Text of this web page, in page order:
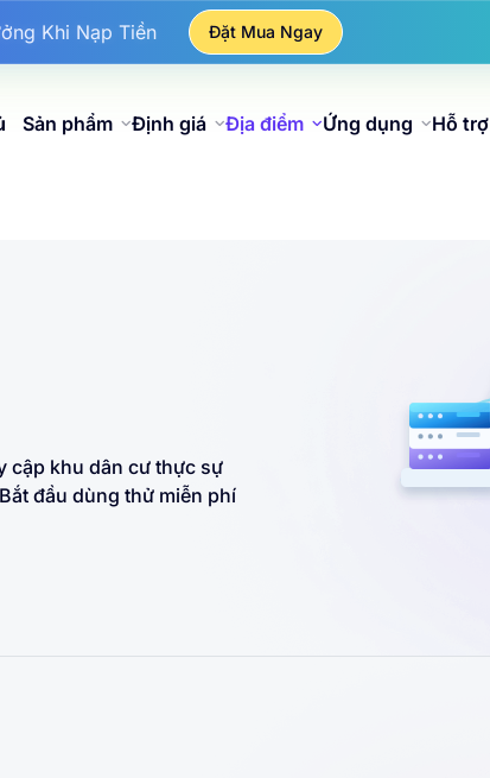
Khi Nạp Tiền
Hàng IP Tĩnh
Hàng IP Luân Phiên
Đặt Mua Ngay
Sản phẩm Định giá Địa điểm Ứng dụng Hỗ trợ
cập khu dân cư thực sự
đầu dùng thử miễn phí